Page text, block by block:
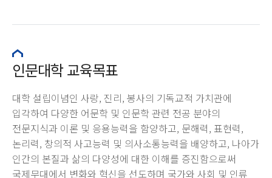
인문대학 교육목표
대학 설립이념인 사랑, 진리, 봉사의 기독교적 가치관에
입각하여 다양한 어문학 및 인문학 관련 전공 분야의
전문지식과 이론 및 응용능력을 함양하고, 문해력, 표현력,
논리력, 창의적 사고능력 및 의사소통능력을 배양하고, 나아가
인간의 본질과 삶의 다양성에 대한 이해를 증진함으로써
국제무대에서 변화와 혁신을 선도하며 국가와 사회 및 인류